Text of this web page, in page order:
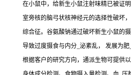
在小鼠中，给新生小鼠注射味精已被证
室旁核的脑弓状核神经元的选择性破坏
综合征。谷氨酸钠通过破坏新生小鼠的
导致过度摄食与内分_泌紊乱， 发展为肥
根据客户的研究方向，通派生物可提供以